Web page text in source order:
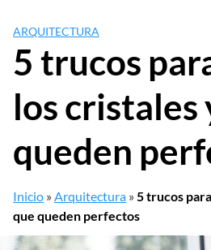
ARQUITECTURA
5 trucos
los cristales
queden
Inicio »Arquitectura »5 trucos
que queden perfectos